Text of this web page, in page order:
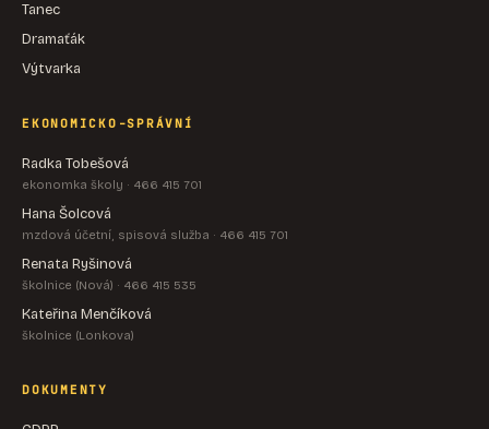
Tanec
Dramaťák
Výtvarka
EKONOMICKO-SPRÁVNÍ
Radka Tobešová
ekonomka školy · 466 415 701
Hana Šolcová
mzdová účetní, spisová služba · 466 415 701
Renata Ryšinová
školnice (Nová) · 466 415 535
Kateřina Menčíková
školnice (Lonkova)
DOKUMENTY